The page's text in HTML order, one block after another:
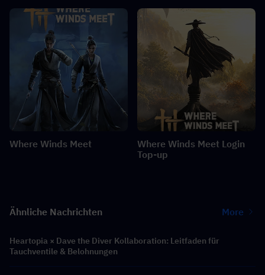
Where Winds Meet
Where Winds Meet Login
Top-up
Ähnliche Nachrichten More
Heartopia × Dave the Diver Kollaboration: Leitfaden für
Tauchventile & Belohnungen